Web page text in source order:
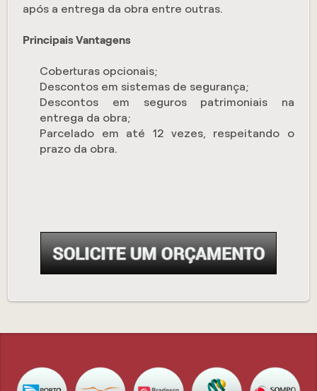
após a entrega da obra entre outras.
Principais Vantagens
Coberturas opcionais;
Descontos em sistemas de segurança;
Descontos em seguros patrimoniais na
entrega da obra;
Parcelado em até 12 vezes, respeitando o
prazo da obra.